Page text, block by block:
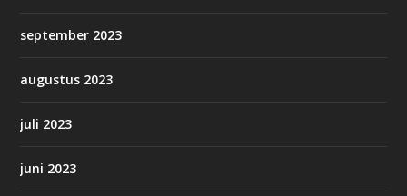
september 2023
augustus 2023
juli 2023
juni 2023